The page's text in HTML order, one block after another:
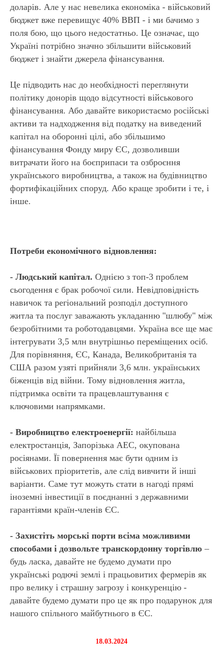
доларів. Але у нас невелика економіка - військовий
бюджет вже перевищує 40% ВВП - і ми бачимо з
поля бою, що цього недостатньо. Це означає, що
Україні потрібно значно збільшити військовий
бюджет і знайти джерела фінансування.
Це підводить нас до необхідності переглянути
політику донорів щодо відсутності військового
фінансування. Або давайте використаємо російські
активи та надходження від податку на виведений
капітал на оборонні цілі, або збільшимо
фінансування Фонду миру ЄС, дозволивши
витрачати його на боєприпаси та озброєння
українського виробництва, а також на будівництво
фортифікаційних споруд. Або краще зробити і те, і
інше.
Потреби економічного відновлення:
- Людський капітал. Однією з топ-3 проблем
сьогодення є брак робочої сили. Невідповідність
навичок та регіональний розподіл доступного
житла та послуг заважають укладанню "шлюбу" між
безробітними та роботодавцями. Україна все ще має
інтегрувати 3,5 млн внутрішньо переміщених осіб.
Для порівняння, ЄС, Канада, Великобританія та
США разом узяті прийняли 3,6 млн. українських
біженців від війни. Тому відновлення житла,
підтримка освіти та працевлаштування є
ключовими напрямками.
- Виробництво електроенергії: найбільша
електростанція, Запорізька АЕС, окупована
росіянами. Її повернення має бути одним із
військових пріоритетів, але слід вивчити й інші
варіанти. Саме тут можуть стати в нагоді прямі
іноземні інвестиції в поєднанні з державними
гарантіями країн-членів ЄС.
- Захистіть морські порти всіма можливими
способами і дозвольте транскордонну торгівлю –
будь ласка, давайте не будемо думати про
українські родючі землі і працьовитих фермерів як
про велику і страшну загрозу і конкуренцію -
давайте будемо думати про це як про подарунок для
нашого спільного майбутнього в ЄС.
18.03.2024